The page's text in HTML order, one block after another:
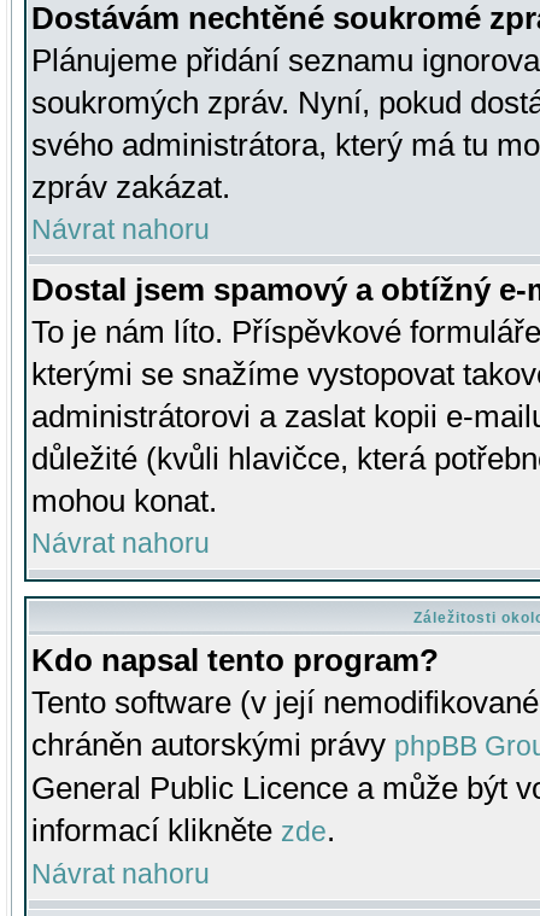
Dostávám nechtěné soukromé
Plánujeme přidání seznamu
soukromých zpráv. Nyní, pokud
svého administrátora, který má tu
zpráv zakázat.
Návrat nahoru
Dostal jsem spamový a obtížný
To je nám líto. Příspěvkové
kterými se snažíme vystopovat
administrátorovi a zaslat kopii e-
důležité (kvůli hlavičce, která
mohou konat.
Návrat nahoru
Záležitosti
Kdo napsal tento program?
Tento software (v její
chráněn autorskými právy phpBB
General Public Licence a může být
informací klikněte zde.
Návrat nahoru